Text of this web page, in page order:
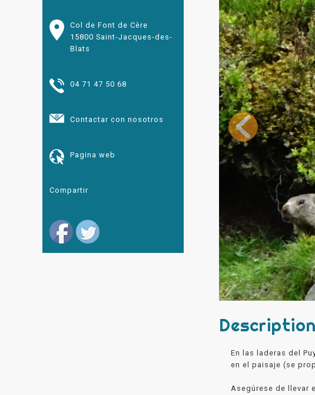
Col de Font de Cère
15800 Saint-Jacques-des-
Blats
04 71 47 50 68
Contactar con nosotros
Pagina web
Compartir
Description
En las laderas del
en el paisaje (se
Asegúrese de llevar